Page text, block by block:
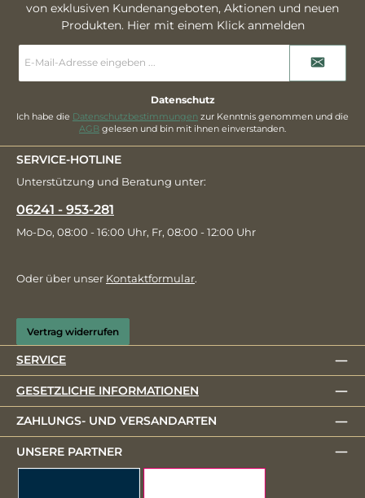
von exklusiven Kundenangeboten, Aktionen und neuen
Produkten. Hier mit einem Klick anmelden
Mail-
*
Datenschutz
Ich habe die Datenschutzbestimmungen zur Kenntnis genommen und die
AGB gelesen und bin mit ihnen einverstanden.
SERVICE-HOTLINE
Unterstützung und Beratung unter:
06241 - 953-281
Mo-Do, 08:00 - 16:00 Uhr, Fr, 08:00 - 12:00 Uhr
Oder über unser Kontaktformular.
Vertrag widerrufen
SERVICE
GESETZLICHE INFORMATIONEN
ZAHLUNGS- UND VERSANDARTEN
UNSERE PARTNER